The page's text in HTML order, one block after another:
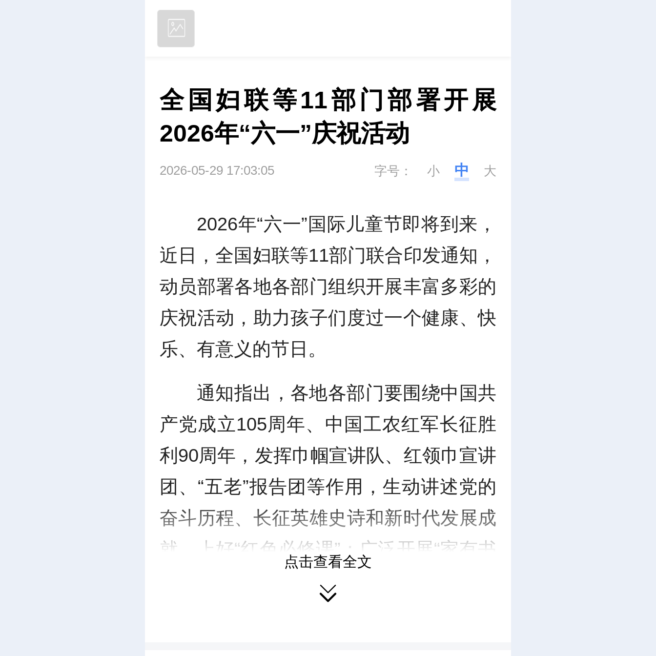
全国妇联等11部门部署开展
2026年“六一”庆祝活动
2026-05-29 17:03:05 字号： 小 中 大
2026年“六一”国际儿童节即将到来，
近日，全国妇联等11部门联合印发通知，
动员部署各地各部门组织开展丰富多彩的
庆祝活动，助力孩子们度过一个健康、快
乐、有意义的节日。
通知指出，各地各部门要围绕中国共
产党成立105周年、中国工农红军长征胜
利90周年，发挥巾帼宣讲队、红领巾宣讲
团、“五老”报告团等作用，生动讲述党的
奋斗历程、长征英雄史诗和新时代发展成
就，上好“红色必修课”；广泛开展“家有书
香诵经典”“青春年少好读书”等活动，引导
点击查看全文
